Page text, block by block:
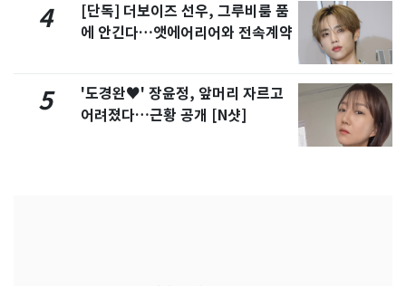
4
[단독] 더보이즈 선우, 그루비룸 품
에 안긴다…앳에어리어와 전속계약
5
'도경완♥' 장윤정, 앞머리 자르고
어려졌다…근황 공개 [N샷]